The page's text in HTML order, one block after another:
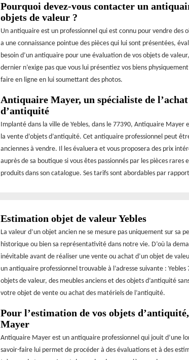
Pourquoi devez-vous contacter un
objets de valeur ?
Un antiquaire est un professionnel qui est connu pour vendre des
a une connaissance pointue des pièces qui lui sont présentées,
besoin d’un antiquaire pour une évaluation de vos objets de
dernier n’exige pas que vous lui présentiez vos biens
faire en ligne en lui soumettant des photos.
Antiquaire Mayer, un spécialiste de
d’antiquité
Implanté dans la ville de Yebles, dans le 77390, Antiquaire Mayer
la vente d’objets d’antiquité. Cet antiquaire professionnel peut
anciennes à vendre. Il les évaluera et vous proposera des prix
auprès de sa boutique si vous êtes passionnés par les pièces rares
produits dans son catalogue. Ses tarifs sont abordables par
Estimation objet de valeur Yebles
La valeur d’un objet ancien ne se mesure pas uniquement sur sa
historique ou bien sa représentativité dans notre vie. D’où la
inévitable avant de réaliser une vente ou achat d’un objet de
un antiquaire professionnel trouvable à l’adresse suivante :
objets de valeur, des meubles anciens et des objets d’antiquité
votre objet de vente ou achat des matériels de l’antiquité.
Pour l’estimation de vos objets
Mayer
Antiquaire Mayer est un antiquaire professionnel qui jouit d’une
savoir-faire lui permet de procéder à des évaluations et à des